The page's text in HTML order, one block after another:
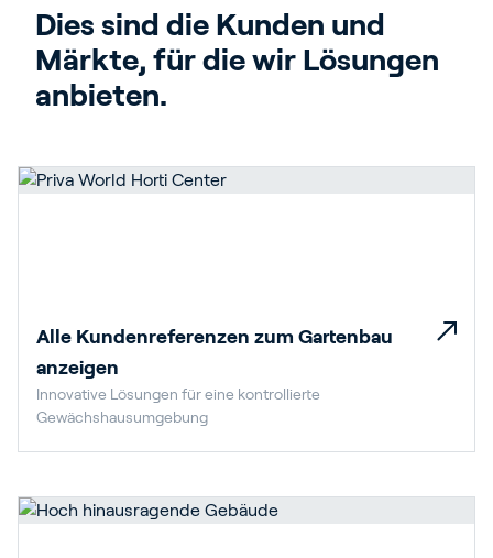
Partners
Academy
Anmelden
Dies sind die Kunden und
Märkte, für die wir Lösungen
anbieten.
Alle Kundenreferenzen zum Gartenbau
anzeigen
Innovative Lösungen für eine kontrollierte
Gewächshausumgebung